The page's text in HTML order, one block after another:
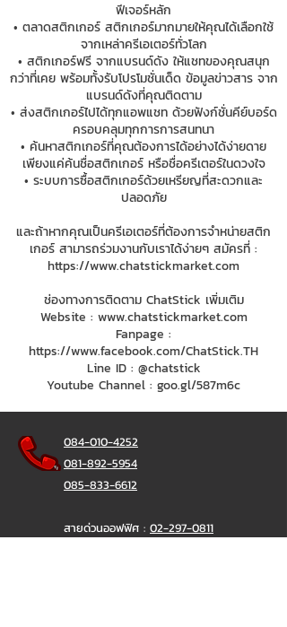
ฟีเจอร์หลัก
• ตลาดสติกเกอร์ สติกเกอร์มากมายให้คุณได้เลือกใช้
จากเหล่าครีเอเตอร์ทั่วโลก
• สติกเกอร์ฟรี จากแบรนด์ดัง ให้แชทของคุณสนุก
กว่าที่เคย พร้อมทั้งรับโปรโมชั่นเด็ด ข้อมูลข่าวสาร จาก
แบรนด์ดังที่คุณติดตาม
• ส่งสติกเกอร์ไปได้ทุกแอพแชท ด้วยฟังก์ชั่นคีย์บอร์ด
ครอบคลุมทุกการการสนทนา
• ค้นหาสติกเกอร์ที่คุณต้องการได้อย่างได้ง่ายดาย
เพียงแค่ค้นชื่อสติกเกอร์ หรือชื่อครีเตอร์ในดวงใจ
• ระบบการซื้อสติกเกอร์ด้วยเหรียญที่สะดวกและ
ปลอดภัย
และถ้าหากคุณเป็นครีเอเตอร์ที่ต้องการจำหน่ายสติก
เกอร์ สามารถร่วมงานกับเราได้ง่ายๆ สมัครที่ :
https://www.chatstickmarket.com
ช่องทางการติดตาม ChatStick เพิ่มเติม
Website : www.chatstickmarket.com
Fanpage :
https://www.facebook.com/ChatStick.TH
Line ID : @chatstick
Youtube Channel : goo.gl/587m6c
084-010-4252
081-892-5954
085-833-6612
สายด่วนออฟฟิศ : 02-297-0811